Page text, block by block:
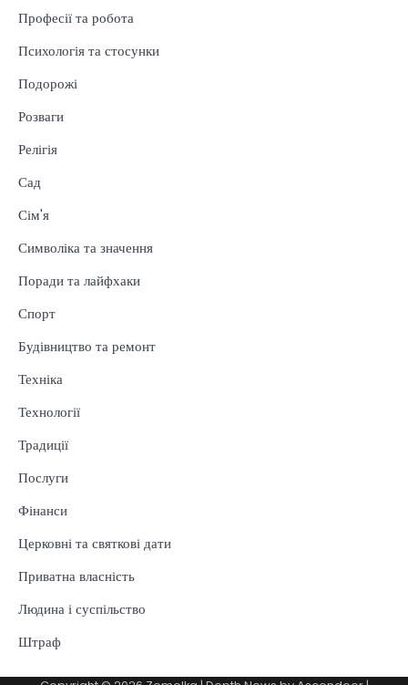
Професії та робота
Психологія та стосунки
Подорожі
Розваги
Релігія
Сад
Сім'я
Символіка та значення
Поради та лайфхаки
Спорт
Будівництво та ремонт
Техніка
Технології
Традиції
Послуги
Фінанси
Церковні та святкові дати
Приватна власність
Людина і суспільство
Штраф